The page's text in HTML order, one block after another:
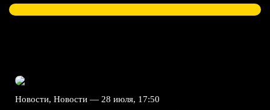
Новости, Новости — 28 июля, 17:50